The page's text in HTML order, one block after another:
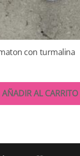
con turmalina
AÑADIR AL CARRITO